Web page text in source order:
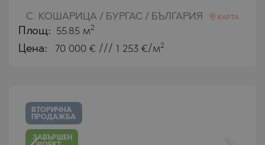
С. КОШАРИЦА / БУРГАС / БЪЛГАРИЯ КАРТА
Площ: 55.85 м2
Цена: 70 000 € /// 1 253 €/м2
ВТОРИЧНА
ПРОДАЖБА
ЗАВЪРШЕН